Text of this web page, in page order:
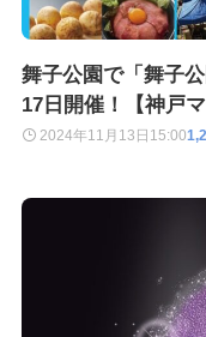
舞子公園で「舞子
17日開催！【神戸マ
2024年11月13日 15:00